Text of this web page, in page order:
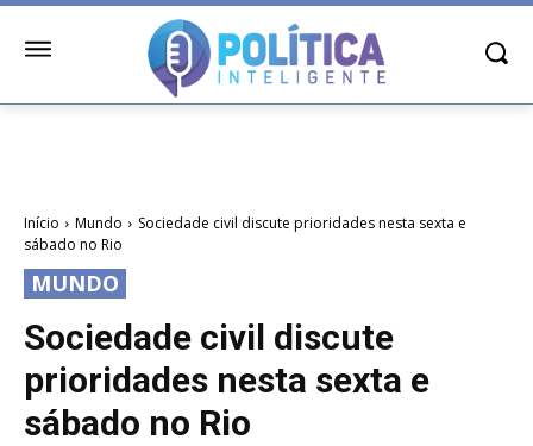
Início Mundo
Sociedade civil discute prioridades nesta sexta e
sábado no Rio
MUNDO
Sociedade civil discute
prioridades nesta sexta e
sábado no Rio